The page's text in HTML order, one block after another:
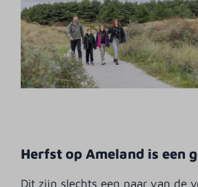
Herfst op Ameland is een
Dit zijn slechts een paar van de